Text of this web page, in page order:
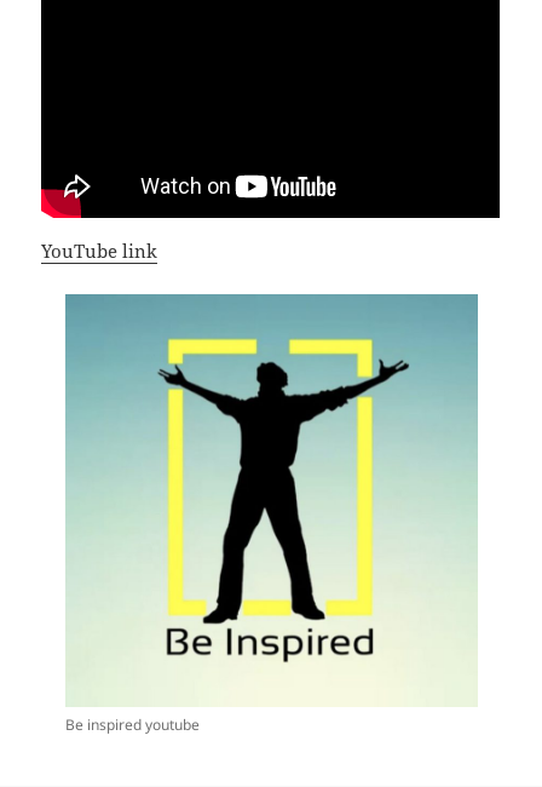
YouTube link
Be inspired youtube